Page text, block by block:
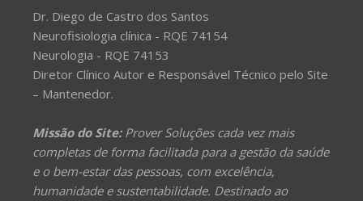
Dr. Diego de Castro dos Santos
Neurofisiologia clínica - RQE 74154
Neurologia - RQE 74153
Diretor Clínico Autor e Responsável Técnico pelo Site
– Mantenedor.
Missão do Site:Prover Soluções cada vez mais
completas de forma facilitada para a gestão da saúde
e o bem-estar das pessoas, com excelência,
humanidade e sustentabilidade. Destinado ao